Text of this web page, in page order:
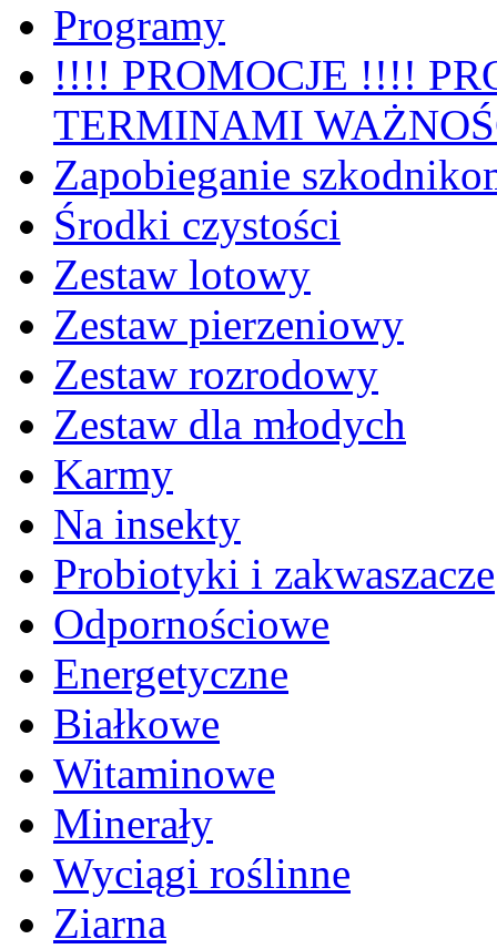
Programy
!!!! PROMOCJE !!!!
TERMINAMI
Zapobieganie
Środki czystości
Zestaw lotowy
Zestaw pierzeniowy
Zestaw rozrodowy
Zestaw dla młodych
Karmy
Na insekty
Probiotyki i zakwaszacze
Odpornościowe
Energetyczne
Białkowe
Witaminowe
Minerały
Wyciągi roślinne
Ziarna